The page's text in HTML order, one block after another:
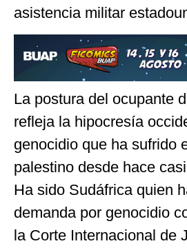
asistencia militar
La postura del ocupante
refleja la hipocresía
genocidio que ha sufrido
palestino desde hace
Ha sido Sudáfrica quien
demanda por genocidio
la Corte Internacional de